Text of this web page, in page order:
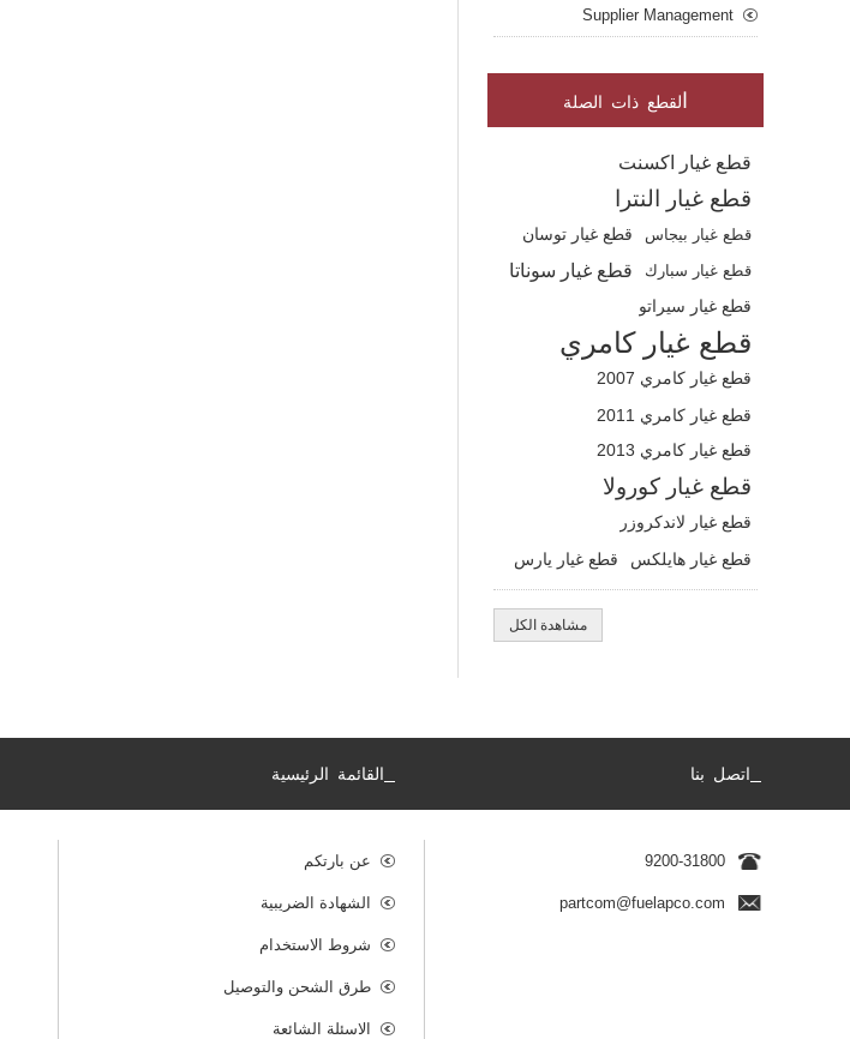
Supplier Management
لقطع ذات الصلة
قطع غيار اكسنت
قطع غيار النترا
قطع غيار بيجاس
قطع غيار توسان
قطع غيار سبارك
قطع غيار سوناتا
قطع غيار سيراتو
قطع غيار كامري
قطع غيار كامري 2007
قطع غيار كامري 2011
قطع غيار كامري 2013
قطع غيار كورولا
قطع غيار لاندكروزر
قطع غيار هايلكس قطع غيار يارس
مشاهدة الكل
اتصل بنا
9200-31800
partcom@fuelapco.com
القائمة الرئيسية
عن بارتكم
الشهادة الضريبية
شروط الاستخدام
طرق الشحن والتوصيل
الاسئلة الشائعة